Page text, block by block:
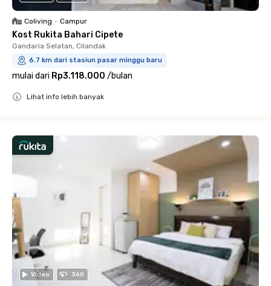
Coliving • Campur
Kost Rukita Bahari Cipete
Gandaria Selatan, Cilandak
6.7 km dari stasiun pasar minggu baru
mulai dari Rp3.118.000 /bulan
Lihat info lebih banyak
Video 360